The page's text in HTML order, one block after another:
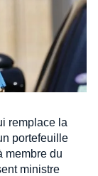
remplace la
portefeuille
membre du
ministre